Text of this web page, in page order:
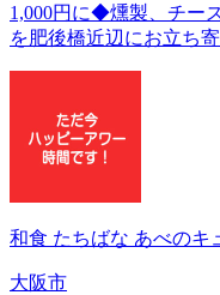
1,000円に◆燻製、チー
を肥後橋近辺にお立ち
和食 たちばな あべのキ
大阪市